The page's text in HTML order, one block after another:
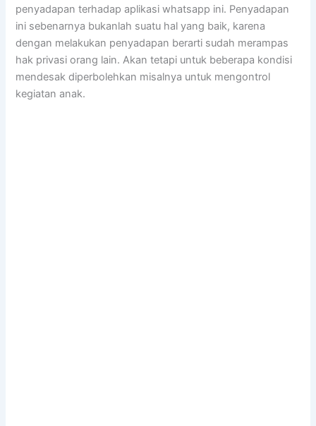
penyadapan terhadap aplikasi whatsapp ini. Penyadapan
ini sebenarnya bukanlah suatu hal yang baik, karena
dengan melakukan penyadapan berarti sudah merampas
hak privasi orang lain. Akan tetapi untuk beberapa kondisi
mendesak diperbolehkan misalnya untuk mengontrol
kegiatan anak.